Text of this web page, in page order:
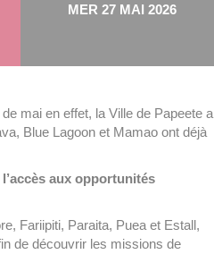
MER 27 MAI 2026
mai en effet, la Ville de Papeete a
Blue Lagoon et Mamao ont déjà
aux opportunités
Fariipiti, Paraita, Puea et Estall,
de découvrir les missions de